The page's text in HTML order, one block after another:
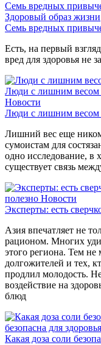
Семь вредных
Здоровый образ жизни
Семь вредных
Есть, на первый
вред для здоровья не
Люди с лишним весом
Новости
Люди с лишним весом
Лишний вес еще
сумоистам для
одно исследование, в
существует связь
полезно Новости
Эксперты: есть
Азия впечатляет не
рационом. Многих
этого региона. Тем не
долгожителей и тех,
продлил молодость.
воздействие на
блюд
безопасна для здоровья
Какая доза соли